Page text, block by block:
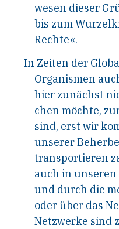
wesen dieser
bis zum
Rechte«.
In Zeiten der
Organismen
hier zunächst
chen möchte,
sind, erst wir
unserer
transportieren
auch in unseren
und durch die
oderüber das
Netzwerke sind